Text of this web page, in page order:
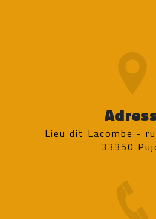
Lieu dit Lacombe - rue du Château,
33350